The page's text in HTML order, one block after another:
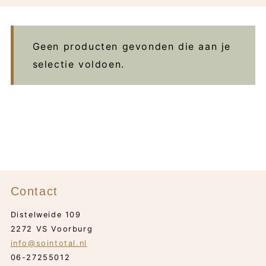
Geen producten gevonden die aan je
selectie voldoen.
Contact
Distelweide 109
2272 VS Voorburg
info@sointotal.nl
06-27255012